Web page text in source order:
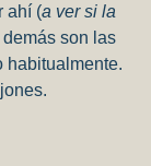
ahí (a ver si la
son las
habitualmente.